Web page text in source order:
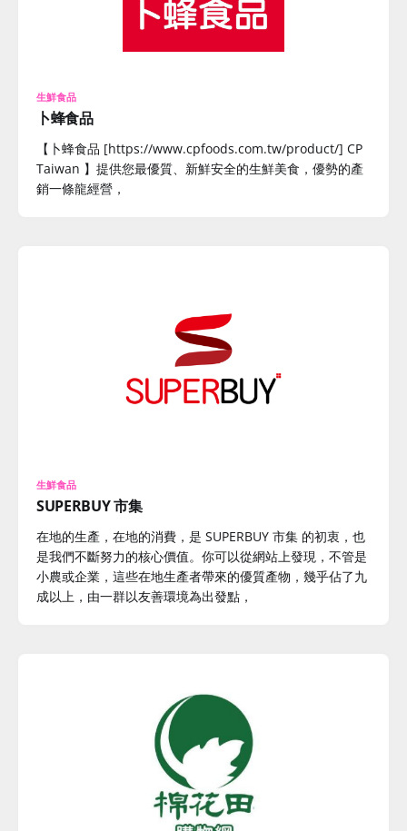
生鮮食品
卜蜂食品
【卜蜂食品 [https://www.cpfoods.com.tw/product/] CP
Taiwan 】提供您最優質、新鮮安全的生鮮美食，優勢的產
銷一條龍經營，
生鮮食品
SUPERBUY 市集
在地的生產，在地的消費，是 SUPERBUY 市集 的初衷，也
是我們不斷努力的核心價值。你可以從網站上發現，不管是
小農或企業，這些在地生產者帶來的優質產物，幾乎佔了九
成以上，由一群以友善環境為出發點，